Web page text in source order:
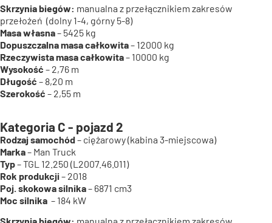
Skrzynia biegów: manualna z przełącznikiem zakresów
przełożeń (dolny 1-4, górny 5-8)
Masa własna– 5425 kg
Dopuszczalna masa całkowita– 12000 kg
Rzeczywista masa całkowita– 10000 kg
Wysokość – 2,76 m
Długość – 8,20 m
Szerokość – 2,55 m
Kategoria C - pojazd 2
Rodzaj samochód– ciężarowy (kabina 3-miejscowa)
Marka– Man Truck
Typ– TGL 12.250 (L2007.46.011)
Rok produkcji– 2018
Poj. skokowa silnika– 6871 cm3
Moc silnika – 184 kW